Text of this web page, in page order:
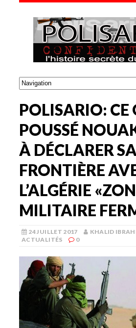
POLISARIO: CE
POUSSÉ
À DÉCLARER SA
FRONTIÈRE
L’ALGÉRIE
MILITAIRE
24 JUILLET 2017
KHALID
ACTUALITÉS
0